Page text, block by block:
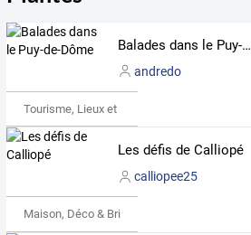
Balades dans le Puy-de-Dôme
andredo
Tourisme, Lieux et Événements
Les défis de Calliopé
calliopee25
Maison, Déco & Bricolage